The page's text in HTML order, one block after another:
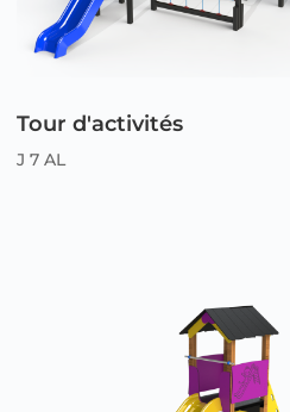
Tour d'activités
J 7 AL